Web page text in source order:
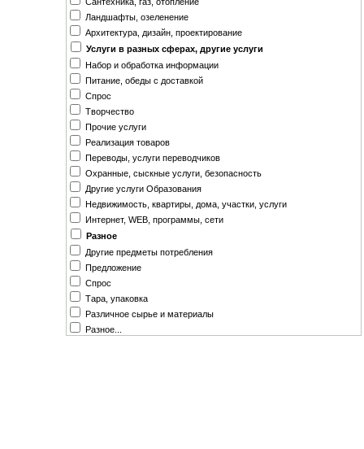
Ландшафты, озеленение
Архитектура, дизайн, проектирование
Услуги в разных сферах, другие услуги
Набор и обработка информации
Питание, обеды с доставкой
Спрос
Творчество
Прочие услуги
Реализация товаров
Переводы, услуги переводчиков
Охранные, сыскные услуги, безопасность
Другие услуги Образования
Недвижимость, квартиры, дома, участки, услуги
Интернет, WEB, программы, сети
Разное
Другие предметы потребления
Предложение
Спрос
Тара, упаковка
Различное сырье и материалы
Разное...